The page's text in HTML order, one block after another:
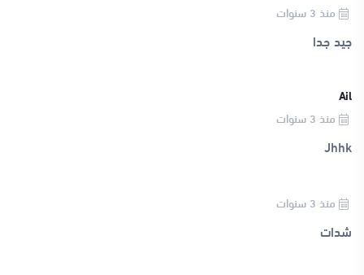
منذ 3 سنوات
جيد جدا
Ail
منذ 3 سنوات
Jhhk
منذ 3 سنوات
شدات